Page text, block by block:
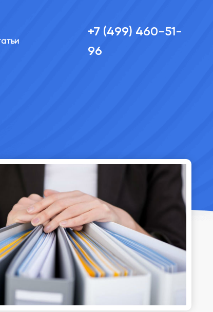
+7 (499) 460-51-
96